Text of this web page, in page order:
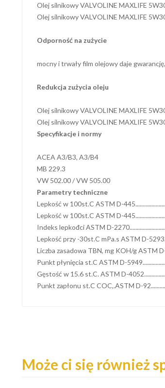
Olej silnikowy VALVOLINE MAXLIFE
Olej silnikowy VALVOLINE MAXLIFE
Odporność na zużycie
mocny i trwały film olejowy daje
Redukcja zużycia oleju
Olej silnikowy VALVOLINE MAXLIFE
Olej silnikowy VALVOLINE MAXLIFE
Specyfikacje i normy
ACEA A3/B3, A3/B4
MB 229.3
VW 502.00 / VW 505.00
Parametry techniczne
Lepkość w 100st.C ASTM D-
Lepkość w 100st.C ASTM D-
Indeks lepkođci ASTM D-
Lepkość przy -30st.C mPa.s ASTM D-
Liczba zasadowa TBN, mg KOH/g ASTM
Punkt płynięcia st.C ASTM D-
Gęstość w 15.6 st.C. ASTM D-
Punkt zapłonu st.C COC,.ASTM D-
Może ci się również